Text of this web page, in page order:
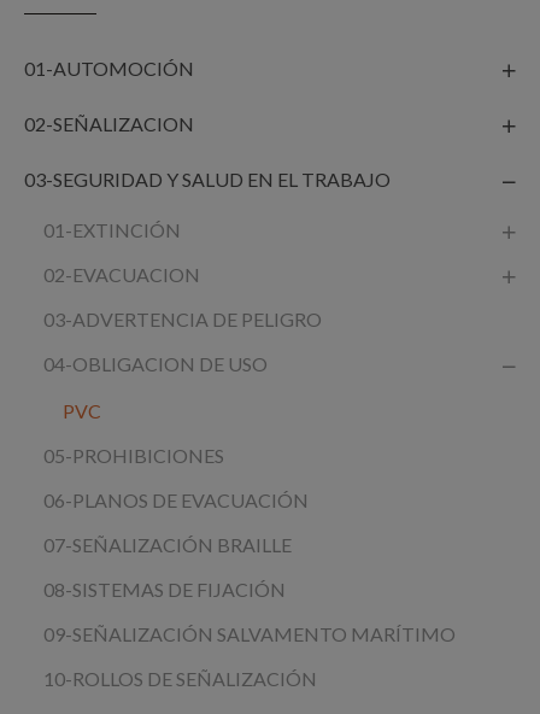
01-AUTOMOCIÓN
02-SEÑALIZACION
03-SEGURIDAD Y SALUD EN EL TRABAJO
01-EXTINCIÓN
02-EVACUACION
03-ADVERTENCIA DE PELIGRO
04-OBLIGACION DE USO
PVC
05-PROHIBICIONES
06-PLANOS DE EVACUACIÓN
07-SEÑALIZACIÓN BRAILLE
08-SISTEMAS DE FIJACIÓN
09-SEÑALIZACIÓN SALVAMENTO MARÍTIMO
10-ROLLOS DE SEÑALIZACIÓN